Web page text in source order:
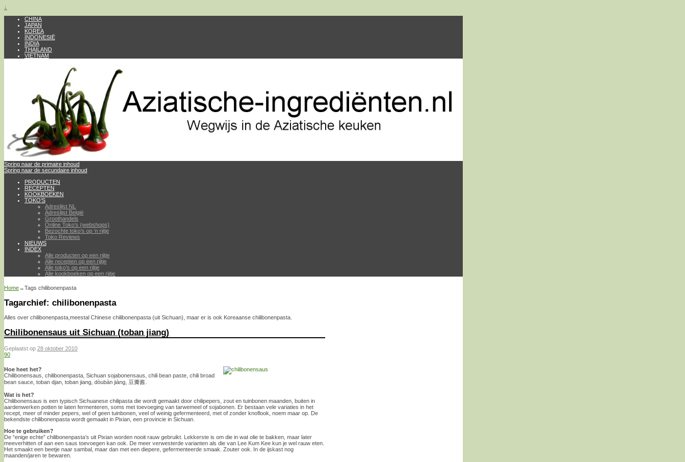
↓
CHINA
JAPAN
KOREA
INDONESIË
INDIA
THAILAND
VIETNAM
Spring naar de primaire inhoud
Spring naar de secundaire inhoud
PRODUCTEN
RECEPTEN
KOOKBOEKEN
TOKO’S
Adreslijst NL
Adreslijst België
Groothandels
Online Toko’s (webshops)
Bezochte toko’s op ’n rijtje
Toko Reviews
NIEUWS
INDEX
Alle producten op een rijtje
Alle recepten op een rijtje
Alle toko’s op een rijtje
Alle kookboeken op een rijtje
Home→Tags chilibonenpasta
Tagarchief: chilibonenpasta
Alles over chilibonenpasta,meestal Chinese chilibonenpasta (uit Sichuan), maar er is ook Koreaanse chilibonenpasta.
Chilibonensaus uit Sichuan (toban jiang)
Geplaatst op 28 oktober 2010
90
Hoe heet het?
Chilibonensaus, chilibonenpasta, Sichuan sojabonensaus, chili bean paste, chili broad
bean sauce, toban djan, toban jiang, dòubàn jiàng, 豆瓣酱.
Wat is het?
Chilibonensaus is een typisch Sichuanese chilipasta die wordt gemaakt door chilipepers, zout en tuinbonen maanden, buiten in
aardenwerken potten te laten fermenteren, soms met toevoeging van tarwemeel of sojabonen. Er bestaan vele variaties in het
recept, meer of minder pepers, wel of geen tuinbonen, veel of weinig gefermenteerd, met of zonder knoflook, noem maar op. De
bekendste chilibonenpasta wordt gemaakt in Pixian, een provincie in Sichuan.
Hoe te gebruiken?
De “enige echte” chilibonenpasta’s uit Pixian worden nooit rauw gebruikt. Lekkerste is om die in wat olie te bakken, maar later
meeverhitten of aan een saus toevoegen kan ook. De meer verwesterde varianten als die van Lee Kum Kee kun je wel rauw eten.
Het smaakt een beetje naar sambal, maar dan met een diepere, gefermenteerde smaak. Zouter ook. In de ijskast nog
maanden/jaren te bewaren.